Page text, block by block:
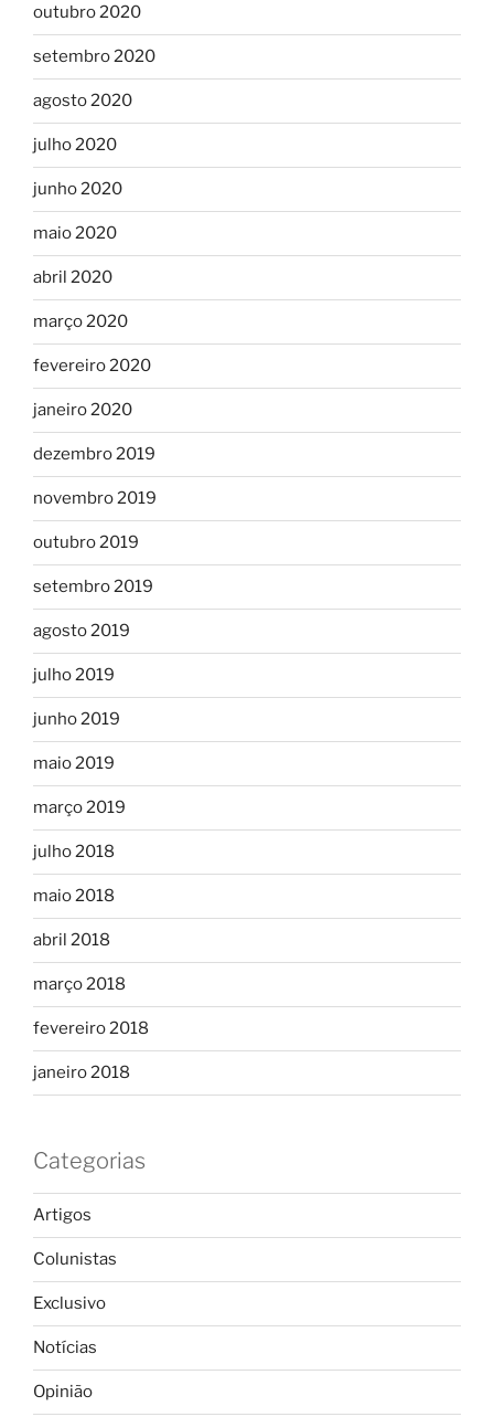
outubro 2020
setembro 2020
agosto 2020
julho 2020
junho 2020
maio 2020
abril 2020
março 2020
fevereiro 2020
janeiro 2020
dezembro 2019
novembro 2019
outubro 2019
setembro 2019
agosto 2019
julho 2019
junho 2019
maio 2019
março 2019
julho 2018
maio 2018
abril 2018
março 2018
fevereiro 2018
janeiro 2018
Categorias
Artigos
Colunistas
Exclusivo
Notícias
Opinião